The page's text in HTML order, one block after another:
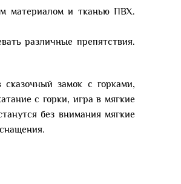
материалом и тканью ПВХ.
различные препятствия.
замок с горками,
с горки, игра в мягкие
без внимания мягкие